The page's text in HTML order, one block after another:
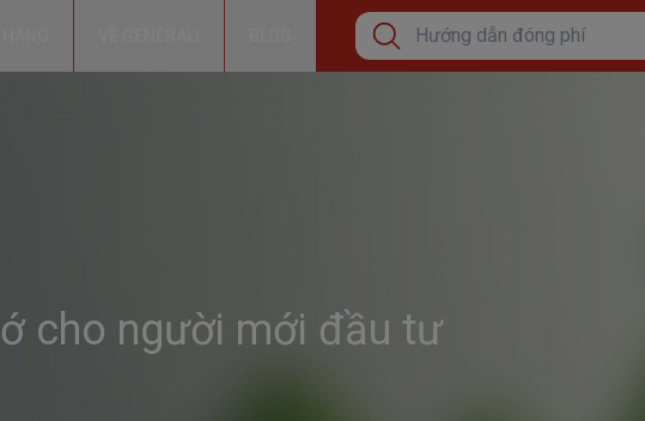
Tìm kiếm xu hướng
cho người mới đầu tư